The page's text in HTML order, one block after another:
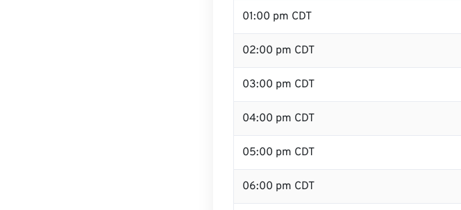
01:00 pm CDT
02:00 pm CDT
03:00 pm CDT
04:00 pm CDT
05:00 pm CDT
06:00 pm CDT